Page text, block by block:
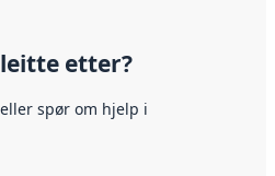
etter?
spør om hjelp i